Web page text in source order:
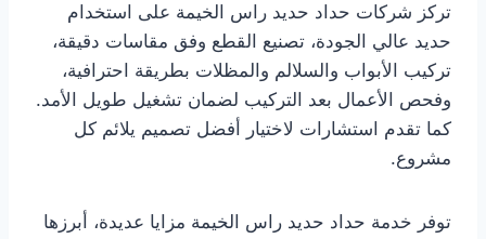
تركز شركات حداد حديد راس الخيمة على استخدام
حديد عالي الجودة، تصنيع القطع وفق مقاسات دقيقة،
تركيب الأبواب والسلالم والمظلات بطريقة احترافية،
وفحص الأعمال بعد التركيب لضمان تشغيل طويل الأمد.
كما تقدم استشارات لاختيار أفضل تصميم يلائم كل
مشروع.
توفر خدمة حداد حديد راس الخيمة مزايا عديدة، أبرزها